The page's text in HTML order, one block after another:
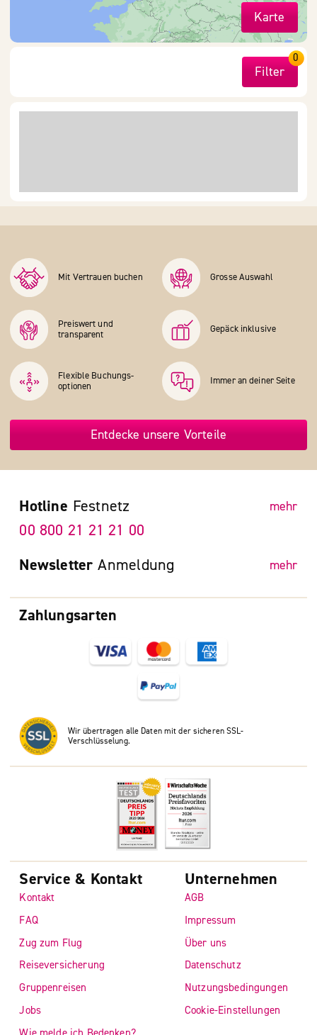
Karte
Filter
0
Mit Vertrauen buchen Grosse Auswahl
Preiswert und
transparent
Gepäck inklusive
Flexible Buchungs­
optionen
Immer an deiner Seite
Entdecke unsere Vorteile
Zahlungsarten
Wir übertragen alle Daten mit der sicheren SSL-
Verschlüsselung.
Hotline Festnetz mehr
00 800 21 21 21 00
Newsletter Anmeldung mehr
Service & Kontakt
Kontakt
FAQ
Zug zum Flug
Reiseversicherung
Gruppenreisen
Jobs
Unternehmen
AGB
Impressum
Über uns
Datenschutz
Nutzungsbedingungen
Cookie-Einstellungen